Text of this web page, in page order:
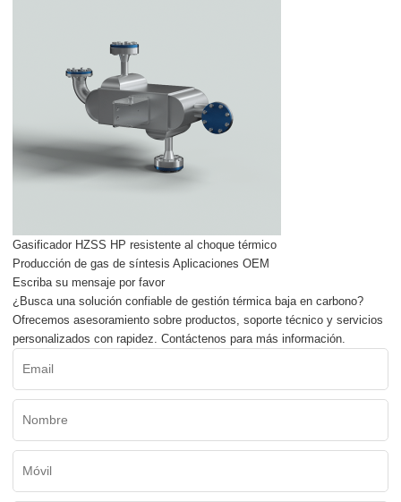
Gasificador HZSS HP resistente al choque térmico
Producción de gas de síntesis Aplicaciones OEM
Escriba su mensaje por favor
¿Busca una solución confiable de gestión térmica baja en carbono?
Ofrecemos asesoramiento sobre productos, soporte técnico y servicios
personalizados con rapidez. Contáctenos para más información.